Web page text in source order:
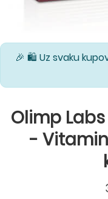
🎉 🛍️ Uz svaku
Olimp
-